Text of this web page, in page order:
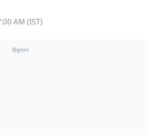
AM (IST)
विज्ञापन